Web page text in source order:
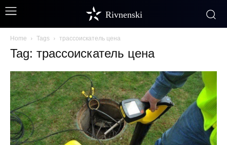
Rivnenski
Home Tags трассоискатель цена
Tag: трассоискатель цена